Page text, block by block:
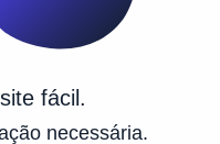
fácil.
necessária.